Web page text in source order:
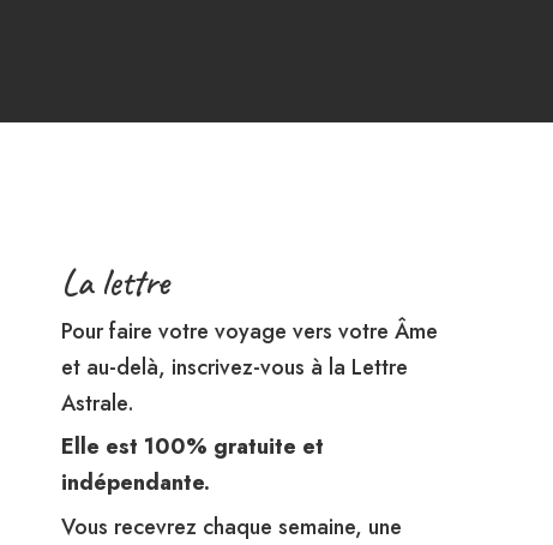
La lettre
Pour faire votre voyage vers votre Âme
et au-delà, inscrivez-vous à la Lettre
Astrale.
Elle est 100% gratuite et
indépendante.
Vous recevrez chaque semaine, une